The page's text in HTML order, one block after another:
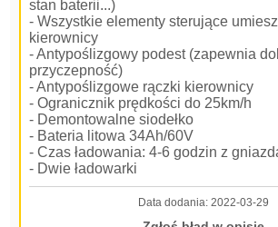
stan baterii...)
- Wszystkie elementy sterujące
kierownicy
- Antypoślizgowy podest (zapewnia
przyczepność)
- Antypoślizgowe rączki kierownicy
- Ogranicznik prędkości do 25km/h
- Demontowalne siodełko
- Bateria litowa 34Ah/60V
- Czas ładowania: 4-6 godzin z
- Dwie ładowarki
Data dodania: 2022-03-29